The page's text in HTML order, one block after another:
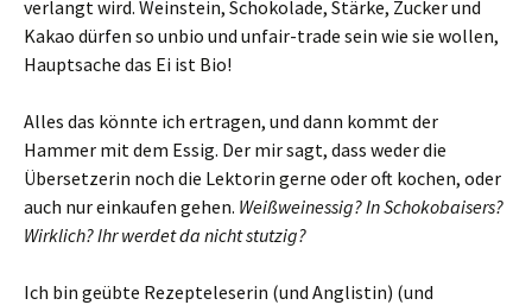
verlangt wird. Weinstein, Schokolade, Stärke, Zucker und
Kakao dürfen so unbio und unfair-trade sein wie sie wollen,
Hauptsache das Ei ist Bio!
Alles das könnte ich ertragen, und dann kommt der
Hammer mit dem Essig. Der mir sagt, dass weder die
Übersetzerin noch die Lektorin gerne oder oft kochen, oder
auch nur einkaufen gehen. Weißweinessig? In Schokobaisers?
Wirklich? Ihr werdet da nicht stutzig?
Ich bin geübte Rezepteleserin (und Anglistin) (und